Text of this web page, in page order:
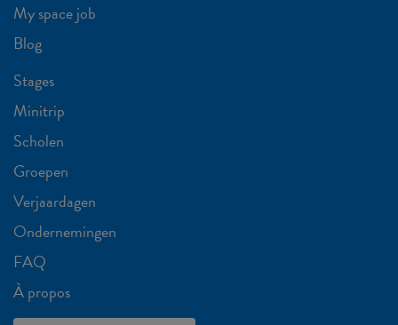
My space job
Blog
Stages
Minitrip
Scholen
Groepen
Verjaardagen
Ondernemingen
FAQ
À propos